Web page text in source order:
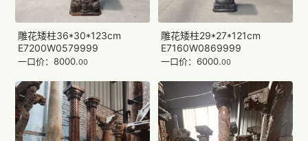
雕花矮柱36*30*123cm
E7200W0579999
一口价：8000.00
雕花矮柱29*27*121cm
E7160W0869999
一口价：6000.00